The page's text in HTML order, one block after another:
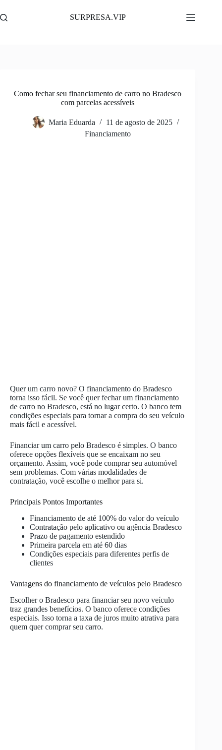
para
o
SURPRESA.VIP
Como fechar seu financiamento de carro no Bradesco
com parcelas acessíveis
Maria Eduarda
11 de agosto de 2025
Financiamento
Quer um carro novo? O financiamento do Bradesco
torna isso fácil. Se você quer fechar um financiamento
de carro no Bradesco, está no lugar certo. O banco tem
condições especiais para tornar a compra do seu veículo
mais fácil e acessível.
Financiar um carro pelo Bradesco é simples. O banco
oferece opções flexíveis que se encaixam no seu
orçamento. Assim, você pode comprar seu automóvel
sem problemas. Com várias modalidades de
contratação, você escolhe o melhor para si.
Principais Pontos Importantes
Financiamento de até 100% do valor do veículo
Contratação pelo aplicativo ou agência Bradesco
Prazo de pagamento estendido
Primeira parcela em até 60 dias
Condições especiais para diferentes perfis de
clientes
Vantagens do financiamento de veículos pelo Bradesco
Escolher o Bradesco para financiar seu novo veículo
traz grandes benefícios. O banco oferece condições
especiais. Isso torna a taxa de juros muito atrativa para
quem quer comprar seu carro.